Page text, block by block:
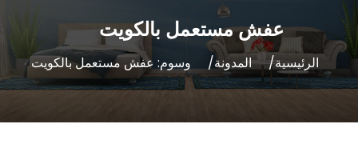
عفش مستعمل بالكويت
الرئيسية المدونة وسوم: عفش مستعمل بالكويت